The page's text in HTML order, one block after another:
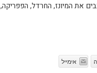
את המיונז, החרדל,
אימייל